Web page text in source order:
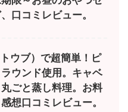
口コミレビュー。
ウブ）で超簡単！ピ
ウンド使用。キャベ
ごと蒸し料理。お料
想口コミレビュー。